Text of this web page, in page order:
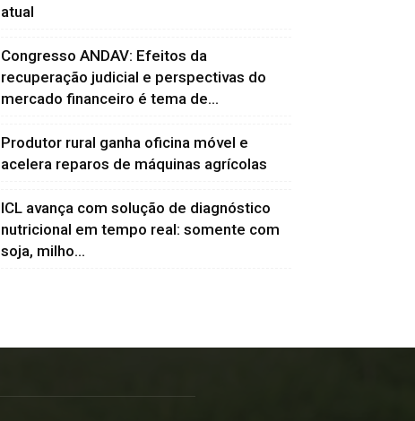
atual
Congresso ANDAV: Efeitos da
recuperação judicial e perspectivas do
mercado financeiro é tema de...
Produtor rural ganha oficina móvel e
acelera reparos de máquinas agrícolas
ICL avança com solução de diagnóstico
nutricional em tempo real: somente com
soja, milho...